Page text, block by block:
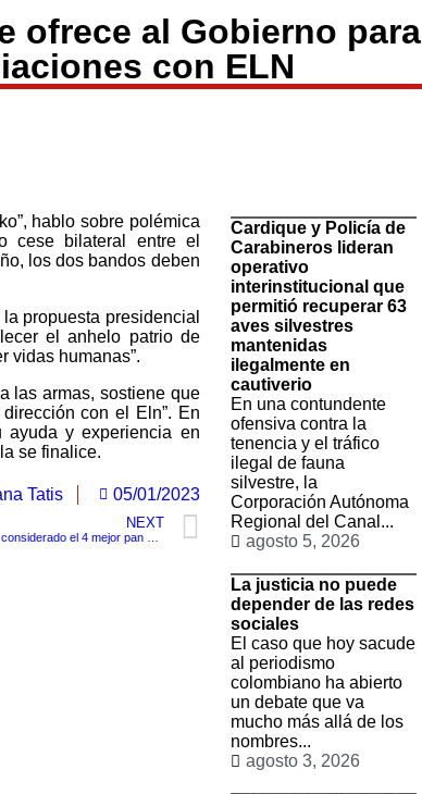
ofrece al Gobierno para
con ELN
hablo sobre polémica
cese bilateral entre el
los dos bandos deben
propuesta presidencial
el anhelo patrio de
vidas humanas”.
las armas, sostiene que
con el Eln”. En
ayuda y experiencia en
se finalice.
Tatis 05/01/2023
NEXT
Cardique y Policía de
Carabineros lideran
operativo
interinstitucional que
permitió recuperar 63
aves silvestres
mantenidas
ilegalmente en
cautiverio
En una contundente
ofensiva contra la
tenencia y el tráfico
ilegal de fauna
silvestre, la
Corporación Autónoma
Regional del Canal...
agosto 5, 2026
La justicia no puede
depender de las redes
sociales
El caso que hoy sacude
al periodismo
colombiano ha abierto
un debate que va
mucho más allá de los
nombres...
agosto 3, 2026